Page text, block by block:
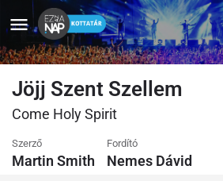
Jöjj Szent Szellem
Come Holy Spirit
Szerző
Martin Smith
Fordító
Nemes Dávid